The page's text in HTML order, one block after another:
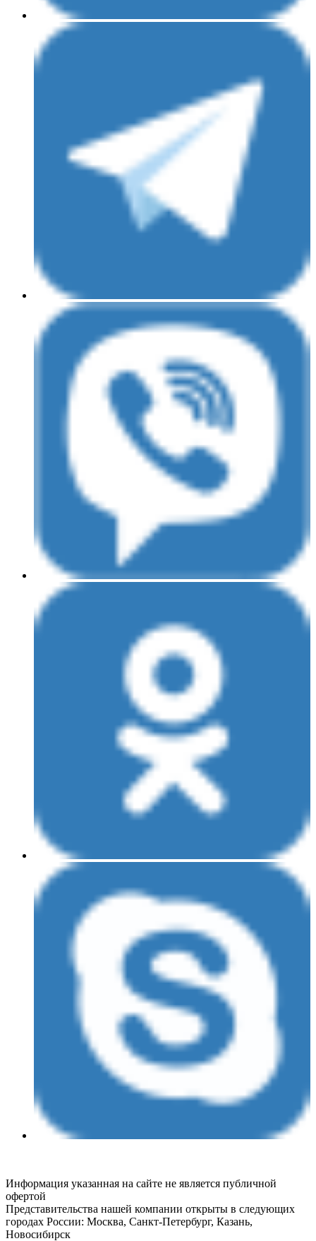
Информация указанная на сайте не является публичной
офертой
Представительства нашей компании открыты в следующих
городах России: Москва, Санкт-Петербург, Казань,
Новосибирск